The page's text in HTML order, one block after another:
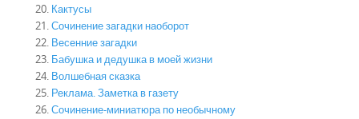
Кактусы
Сочинение загадки наоборот
Весенние загадки
Бабушка и дедушка в моей жизни
Волшебная сказка
Реклама. Заметка в газету
Сочинение-миниатюра по необычному